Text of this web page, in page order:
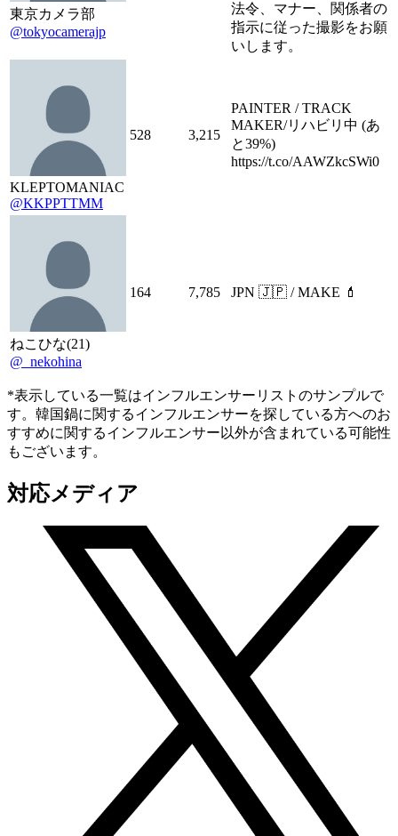
東京カメラ部
@tokyocamerajp
法令、マナー、関係者の
指示に従った撮影をお願
いします。
KLEPTOMANIAC
@KKPPTTMM
528 3,215
PAINTER / TRACK
MAKER/リハビリ中 (あ
と39%)
https://t.co/AAWZkcSWi0
ねこひな(21)
@_nekohina
164 7,785 JPN 🇯🇵 / MAKE 💄
*表示している一覧はインフルエンサーリストのサンプルで
す。韓国鍋に関するインフルエンサーを探している方へのお
すすめに関するインフルエンサー以外が含まれている可能性
もございます。
対応メディア